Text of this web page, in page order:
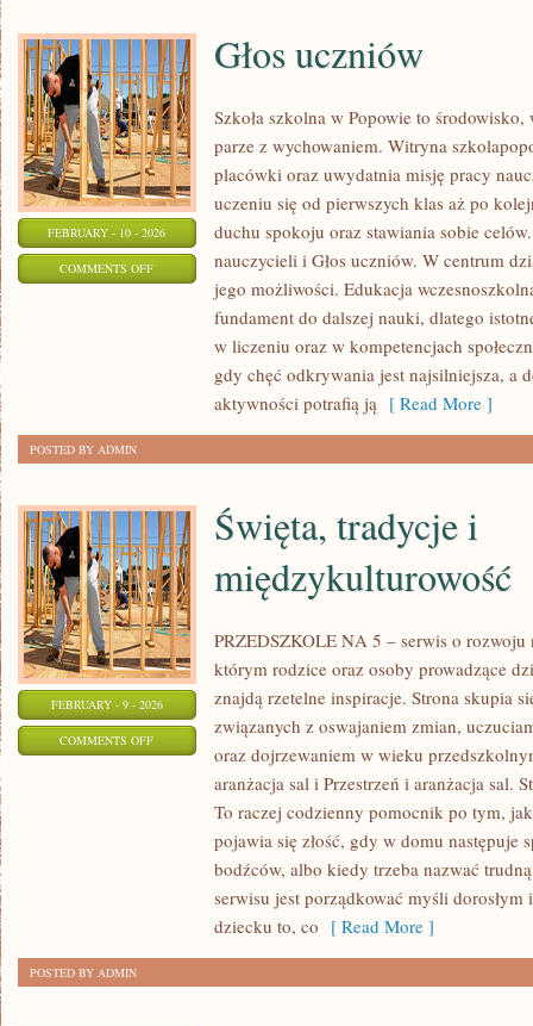
FEBRUARY - 10 - 2026
COMMENTS OFFON
Głos uczniów
Szkoła szkolna w Popowie to
parze z wychowaniem. Witryna
placówki oraz uwydatnia misję pracy
uczeniu się od pierwszych klas aż po
duchu spokoju oraz stawiania sobie
nauczycieli i Głos uczniów. W centrum
jego możliwości. Edukacja
fundament do dalszej nauki, dlatego
w liczeniu oraz w kompetencjach
gdy chęć odkrywania jest najsilniejsza, a
aktywności potrafią ją [ Read More ]
POSTED BY ADMIN
FEBRUARY - 9 - 2026
COMMENTS OFFON
Święta, tradycje i
międzykulturowość
PRZEDSZKOLE NA 5 – serwis o rozwoju
którym rodzice oraz osoby prowadzące
znajdą rzetelne inspiracje. Strona skupia
związanych z oswajaniem zmian,
oraz dojrzewaniem w wieku
aranżacja sal i Przestrzeń i aranżacja sal.
To raczej codzienny pomocnik po tym,
pojawia się złość, gdy w domu następuje
bodźców, albo kiedy trzeba nazwać
serwisu jest porządkować myśli
dziecku to, co [ Read More ]
POSTED BY ADMIN